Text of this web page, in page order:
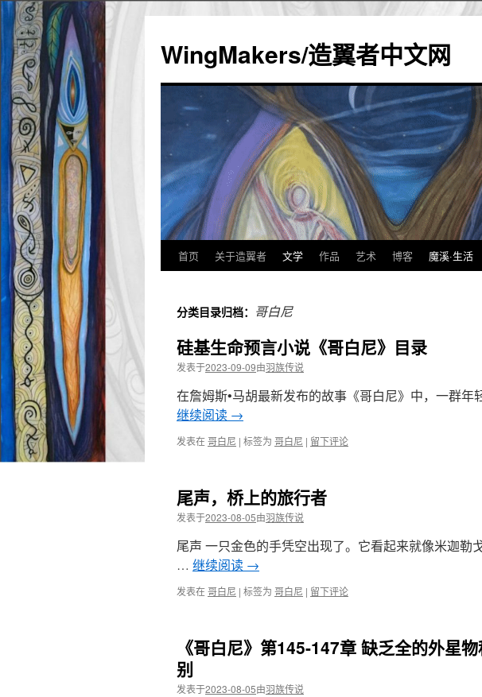
WingMakers/造翼者中文网
正
文
首页 关于造翼者 文学 作品 艺术 博客 魔溪·生活
分类目录归档： 哥白尼
硅基生命预言小说《哥白尼》目录
发表于2023-09-09由羽族传说
在詹姆斯•马胡最新发布的故事《哥白尼》中，一群
继续阅读 →
发表在哥白尼 | 标签为 哥白尼 | 留下评论
尾声，桥上的旅行者
发表于2023-08-05由羽族传说
尾声 一只金色的手凭空出现了。它看起来就像米迦勒
… 继续阅读 →
发表在哥白尼 | 标签为 哥白尼 | 留下评论
《哥白尼》第145-147章 缺乏全的外星
别
发表于2023-08-05由羽族传说